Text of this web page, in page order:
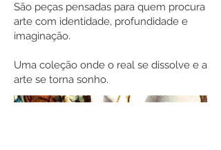
São peças pensadas para quem procura
arte com identidade, profundidade e
imaginação.
Uma coleção onde o real se dissolve e a
arte se torna sonho.